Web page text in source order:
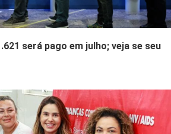
será pago em julho; veja se seu